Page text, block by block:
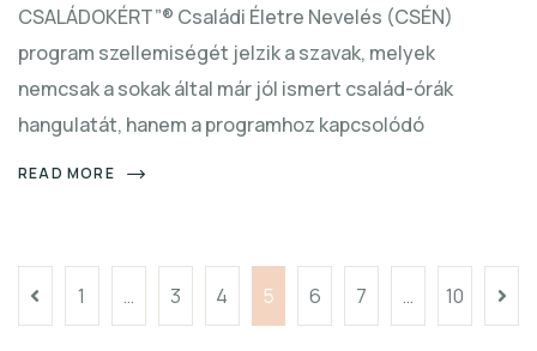
CSALÁDOKÉRT”® Családi Életre Nevelés (CSÉN)
program szellemiségét jelzik a szavak, melyek
nemcsak a sokak által már jól ismert család-órák
hangulatát, hanem a programhoz kapcsolódó
READ MORE
1 … 3 4 5 6 7 … 10